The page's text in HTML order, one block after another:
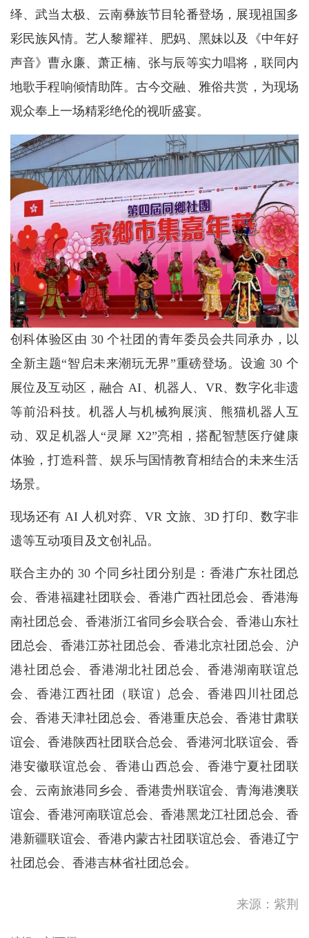
绎、武当太极、云南彝族节目轮番登场，展现祖国多
彩民族风情。艺人黎耀祥、肥妈、黑妹以及《中年好
声音》曹永廉、萧正楠、张与辰等实力唱将，联同内
地歌手程响倾情助阵。古今交融、雅俗共赏，为现场
观众奉上一场精彩绝伦的视听盛宴。
创科体验区由 30 个社团的青年委员会共同承办，以
全新主题“智启未来潮玩无界”重磅登场。设逾 30 个
展位及互动区，融合 AI、机器人、VR、数字化非遗
等前沿科技。机器人与机械狗展演、熊猫机器人互
动、双足机器人“灵犀 X2”亮相，搭配智慧医疗健康
体验，打造科普、娱乐与国情教育相结合的未来生活
场景。
现场还有 AI 人机对弈、VR 文旅、3D 打印、数字非
遗等互动项目及文创礼品。
联合主办的 30 个同乡社团分别是：香港广东社团总
会、香港福建社团联会、香港广西社团总会、香港海
南社团总会、香港浙江省同乡会联合会、香港山东社
团总会、香港江苏社团总会、香港北京社团总会、沪
港社团总会、香港湖北社团总会、香港湖南联谊总
会、香港江西社团（联谊）总会、香港四川社团总
会、香港天津社团总会、香港重庆总会、香港甘肃联
谊会、香港陕西社团联合总会、香港河北联谊会、香
港安徽联谊总会、香港山西总会、香港宁夏社团联
会、云南旅港同乡会、香港贵州联谊会、青海港澳联
谊会、香港河南联谊总会、香港黑龙江社团总会、香
港新疆联谊会、香港内蒙古社团联谊总会、香港辽宁
社团总会、香港吉林省社团总会。
来源：紫荆